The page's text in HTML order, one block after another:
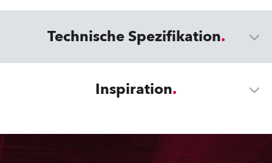
Technische Spezifikation
Inspiration